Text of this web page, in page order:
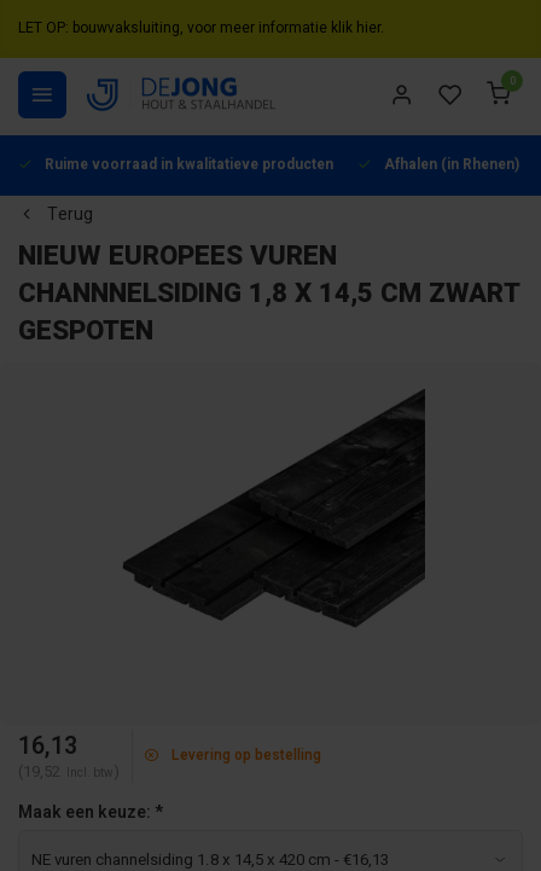
LET OP: bouwvaksluiting, voor meer informatie klik hier.
0
Ruime voorraad in kwalitatieve producten Afhalen (in Rhenen)
Terug
NIEUW EUROPEES VUREN
CHANNNELSIDING 1,8 X 14,5 CM ZWART
GESPOTEN
16,13
(19,52 Incl. btw )
Levering op bestelling
Maak een keuze: *